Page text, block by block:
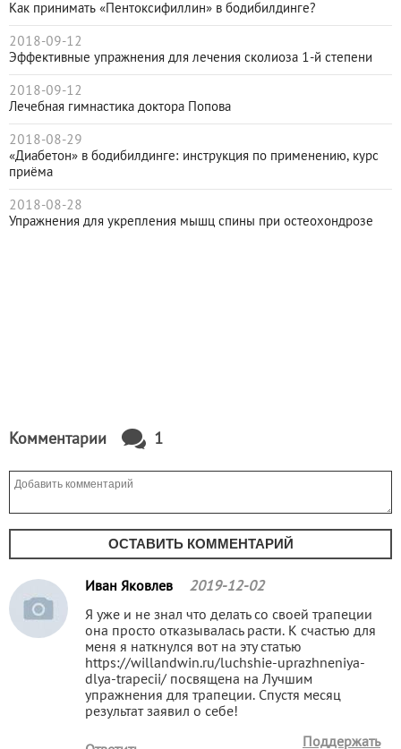
Как принимать «Пентоксифиллин» в бодибилдинге?
2018-09-12
Эффективные упражнения для лечения сколиоза 1-й степени
2018-09-12
Лечебная гимнастика доктора Попова
2018-08-29
«Диабетон» в бодибилдинге: инструкция по применению, курс
приёма
2018-08-28
Упражнения для укрепления мышц спины при остеохондрозе
Комментарии 1
ОСТАВИТЬ КОММЕНТАРИЙ
Иван Яковлев 2019-12-02
Я уже и не знал что делать со своей трапеции
она просто отказывалась расти. К счастью для
меня я наткнулся вот на эту статью
https://willandwin.ru/luchshie-uprazhneniya-
dlya-trapecii/ посвящена на Лучшим
упражнения для трапеции. Спустя месяц
результат заявил о себе!
Поддержать